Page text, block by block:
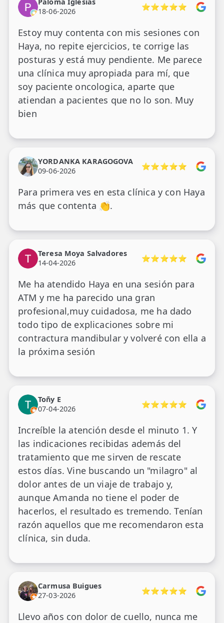
18-06-2026
⭐⭐⭐⭐⭐
Estoy muy contenta con mis sesiones con
Haya, no repite ejercicios, te corrige las
posturas y está muy pendiente. Me parece
una clínica muy apropiada para mí, que
soy paciente oncologica, aparte que
atiendan a pacientes que no lo son. Muy
bien
YORDANKA KARAGOGOVA
09-06-2026
⭐⭐⭐⭐⭐
Para primera ves en esta clínica y con Haya
más que contenta 👏.
Teresa Moya Salvadores
14-04-2026
⭐⭐⭐⭐⭐
Me ha atendido Haya en una sesión para
ATM y me ha parecido una gran
profesional,muy cuidadosa, me ha dado
todo tipo de explicaciones sobre mi
contractura mandibular y volveré con ella a
la próxima sesión
Toñy E
07-04-2026
⭐⭐⭐⭐⭐
Increíble la atención desde el minuto 1. Y
las indicaciones recibidas además del
tratamiento que me sirven de rescate
estos días. Vine buscando un "milagro" al
dolor antes de un viaje de trabajo y,
aunque Amanda no tiene el poder de
hacerlos, el resultado es tremendo. Tenían
razón aquellos que me recomendaron esta
clínica, sin duda.
Carmusa Buigues
27-03-2026
⭐⭐⭐⭐⭐
Llevo años con dolor de cuello, nunca me